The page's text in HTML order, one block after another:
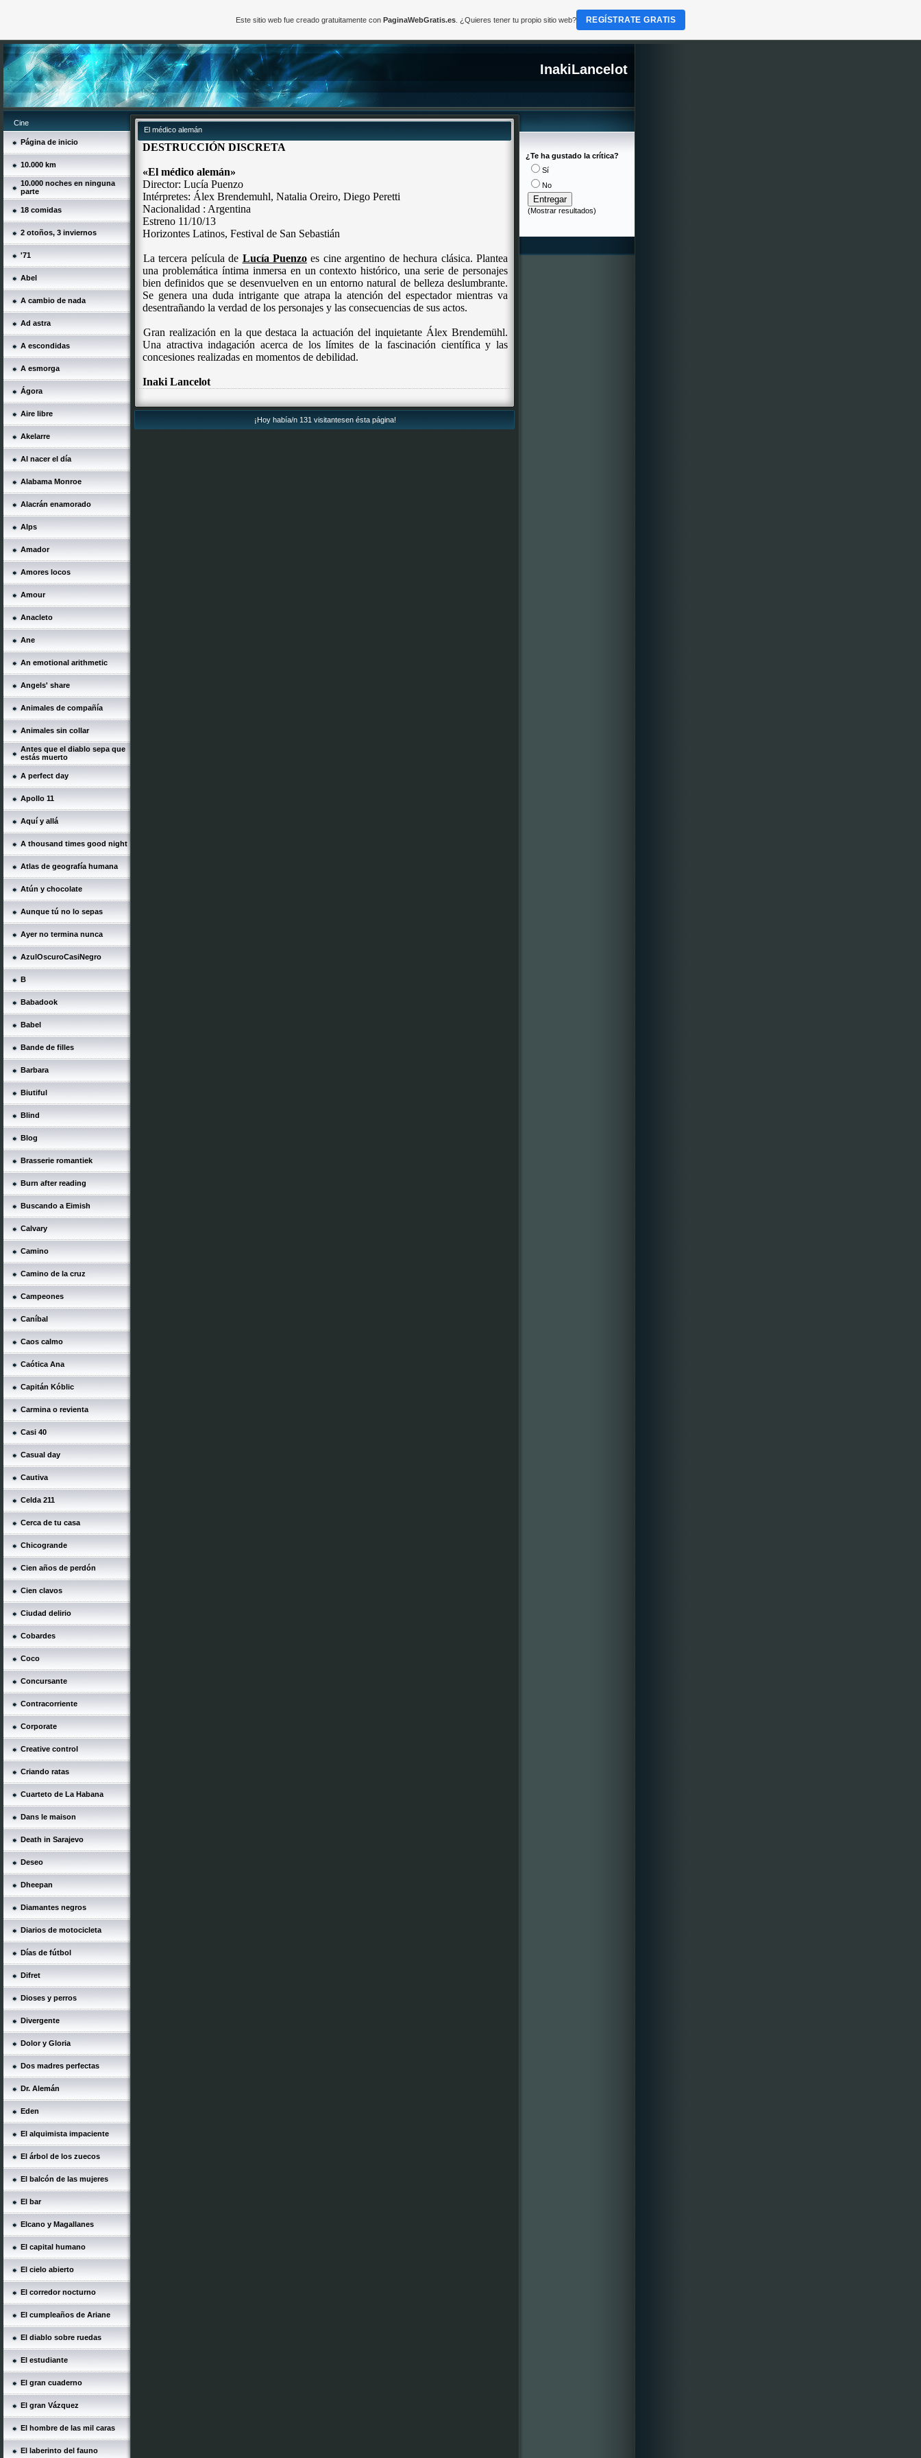
InakiLancelot
Cine
Página de inicio
10.000 km
10.000 noches en ninguna
parte
18 comidas
2 otoños, 3 inviernos
'71
Abel
A cambio de nada
Ad astra
A escondidas
A esmorga
Ágora
Aire libre
Akelarre
Al nacer el día
Alabama Monroe
Alacrán enamorado
Alps
Amador
Amores locos
Amour
Anacleto
Ane
An emotional arithmetic
Angels' share
Animales de compañía
Animales sin collar
Antes que el diablo sepa que
estás muerto
A perfect day
Apollo 11
Aquí y allá
A thousand times good night
Atlas de geografía humana
Atún y chocolate
Aunque tú no lo sepas
Ayer no termina nunca
AzulOscuroCasiNegro
B
Babadook
Babel
Bande de filles
Barbara
Biutiful
Blind
Blog
Brasserie romantiek
Burn after reading
Buscando a Eimish
Calvary
Camino
Camino de la cruz
Campeones
Caníbal
Caos calmo
Caótica Ana
Capitán Kóblic
Carmina o revienta
Casi 40
Casual day
Cautiva
Celda 211
Cerca de tu casa
Chicogrande
Cien años de perdón
Cien clavos
Ciudad delirio
Cobardes
Coco
Concursante
Contracorriente
Corporate
Creative control
Criando ratas
Cuarteto de La Habana
Dans le maison
Death in Sarajevo
Deseo
Dheepan
Diamantes negros
Diarios de motocicleta
Días de fútbol
Difret
Dioses y perros
Divergente
Dolor y Gloria
Dos madres perfectas
Dr. Alemán
Eden
El alquimista impaciente
El árbol de los zuecos
El balcón de las mujeres
El bar
Elcano y Magallanes
El capital humano
El cielo abierto
El corredor nocturno
El cumpleaños de Ariane
El diablo sobre ruedas
El estudiante
El gran cuaderno
El gran Vázquez
El hombre de las mil caras
El laberinto del fauno
El médico alemán
DESTRUCCIÓN DISCRETA
«El médico alemán»
Director: Lucía Puenzo
Intérpretes: Álex Brendemuhl, Natalia Oreiro, Diego Peretti
Nacionalidad : Argentina
Estreno 11/10/13
Horizontes Latinos, Festival de San Sebastián
La tercera película de Lucía Puenzoes cine argentino de hechura clásica. Plantea
una problemática íntima inmersa en un contexto histórico, una serie de personajes
bien definidos que se desenvuelven en un entorno natural de belleza deslumbrante.
Se genera una duda intrigante que atrapa la atención del espectador mientras va
desentrañando la verdad de los personajes y las consecuencias de sus actos.
Gran realización en la que destaca la actuación del inquietante Álex Brendemühl.
Una atractiva indagación acerca de los límites de la fascinación científica y las
concesiones realizadas en momentos de debilidad.
Inaki Lancelot
¡Hoy había/n 131 visitantesen ésta página!
¿Te ha gustado la crítica?
Sí
No
(Mostrar resultados)
Este sitio web fue creado gratuitamente con PaginaWebGratis.es. ¿Quieres tener tu propio sitio web? REGÍSTRATE GRATIS